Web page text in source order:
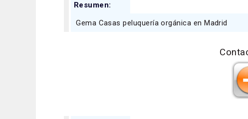
Resumen:
Gema Casas peluquería orgánica en Madrid